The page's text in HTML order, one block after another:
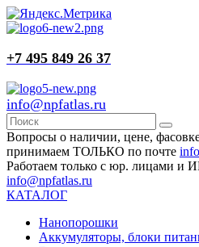
+7 495 849 26 37
info@npfatlas.ru
Вопросы о наличии, цене,
принимаем ТОЛЬКО по почте
Работаем только с юр. лицами и
info@npfatlas.ru
КАТАЛОГ
Нанопорошки
Аккумуляторы, блоки